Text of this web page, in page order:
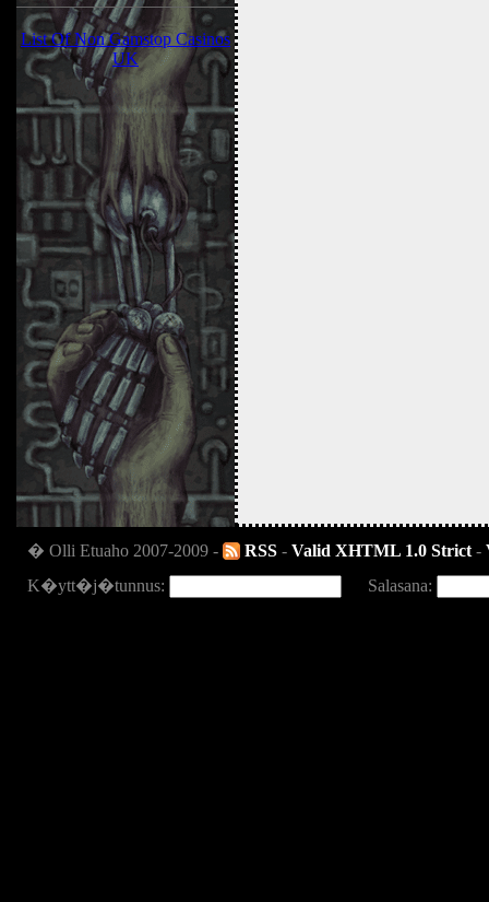
List Of Non Gamstop Casinos
UK
� Olli Etuaho 2007-2009 - RSS - Valid XHTML 1.0 Strict -
K�ytt�j�tunnus:
Salasana: